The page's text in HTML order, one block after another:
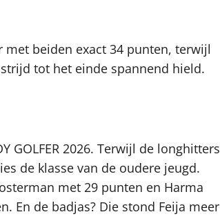
met beiden exact 34 punten, terwijl
tot het einde spannend hield.
GOLFER 2026. Terwijl de longhitters
de klasse van de oudere jeugd.
met 29 punten en Harma
En de badjas? Die stond Feija meer